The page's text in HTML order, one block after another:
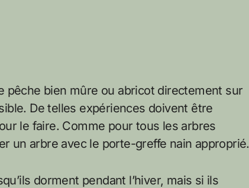
pêche bien mûre ou abricot directement sur
De telles expériences doivent être
le faire. Comme pour tous les arbres
un arbre avec le porte-greffe nain approprié.
dorment pendant l’hiver, mais si ils